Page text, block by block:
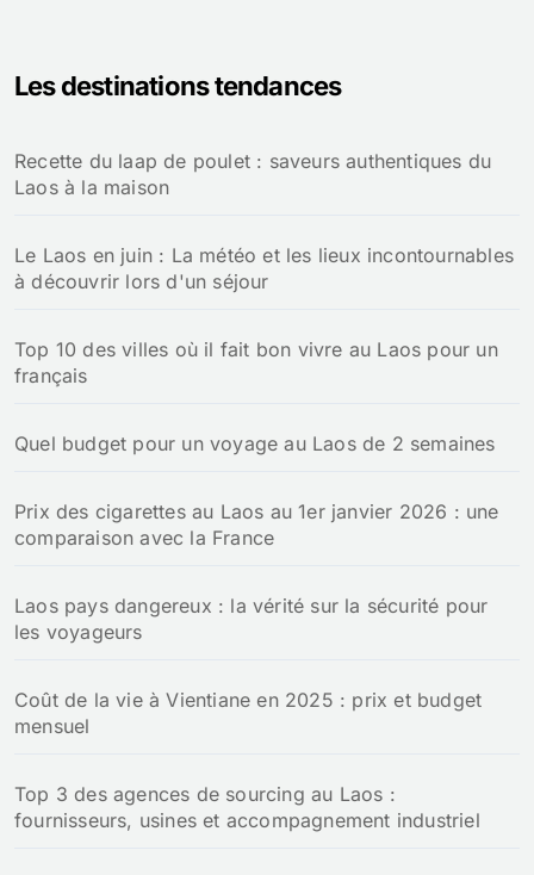
r
e
r
Les destinations tendances
Recette du laap de poulet : saveurs authentiques du
Laos à la maison
Le Laos en juin : La météo et les lieux incontournables
à découvrir lors d'un séjour
Top 10 des villes où il fait bon vivre au Laos pour un
français
Quel budget pour un voyage au Laos de 2 semaines
Prix des cigarettes au Laos au 1er janvier 2026 : une
comparaison avec la France
Laos pays dangereux : la vérité sur la sécurité pour
les voyageurs
Coût de la vie à Vientiane en 2025 : prix et budget
mensuel
Top 3 des agences de sourcing au Laos :
fournisseurs, usines et accompagnement industriel